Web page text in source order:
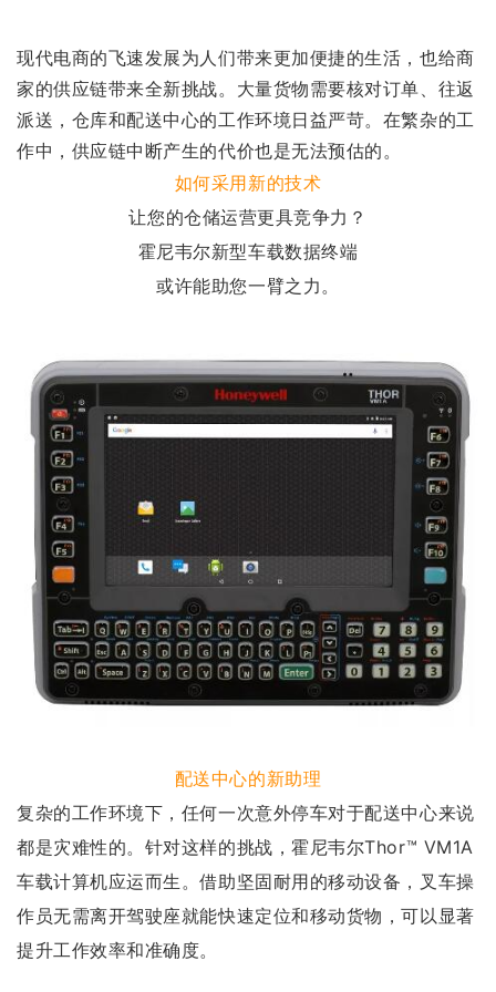
现代电商的飞速发展为人们带来更加便捷的生活，也给商
家的供应链带来全新挑战。大量货物需要核对订单、往返
派送，仓库和配送中心的工作环境日益严苛。在繁杂的工
作中，供应链中断产生的代价也是无法预估的。
如何采用新的技术
让您的仓储运营更具竞争力？
霍尼韦尔新型车载数据终端
或许能助您一臂之力。
配送中心的新助理
复杂的工作环境下，任何一次意外停车对于配送中心来说
都是灾难性的。针对这样的挑战，霍尼韦尔Thor™ VM1A
车载计算机应运而生。借助坚固耐用的移动设备，叉车操
作员无需离开驾驶座就能快速定位和移动货物，可以显著
提升工作效率和准确度。